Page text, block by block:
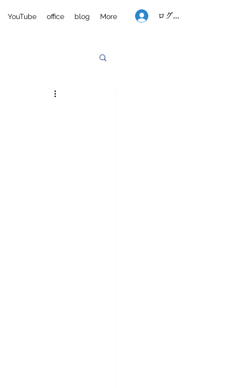
YouTube office blog More ログイン